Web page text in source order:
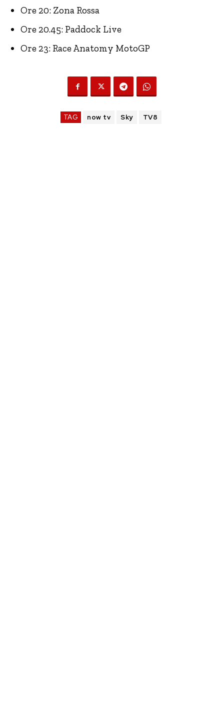
Ore 20: Zona Rossa
Ore 20.45: Paddock Live
Ore 23: Race Anatomy MotoGP
TAG now tv Sky TV8